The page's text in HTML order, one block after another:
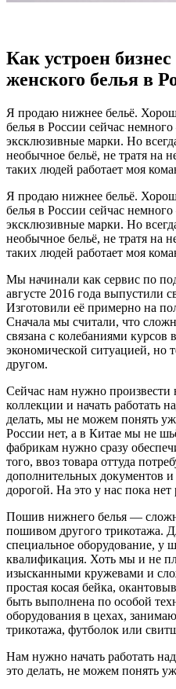
Как устроен
женского белья в
Я продаю нижнее бельё.
белья в России сейчас
эксклюзивные марки. Но
необычное бельё, не тратя на
таких людей работает моя
Я продаю нижнее бельё.
белья в России сейчас
эксклюзивные марки. Но
необычное бельё, не тратя на
таких людей работает моя
Мы начинали как сервис по
августе 2016 года выпустили
Изготовили её примерно на
Сначала мы считали, что
связана с колебаниями курсов
экономической ситуацией, но
другом.
Сейчас нам нужно
коллекции и начать работать
делать, мы не можем понять
России нет, а в Китае мы не
фабрикам нужно сразу
того, ввоз товара оттуда
дополнительных документов
дорогой. На это у нас пока нет
Пошив нижнего белья —
пошивом другого трикотажа.
специальное оборудование, у
квалификация. Хоть мы и не
изысканными кружевами и
простая косая бейка,
быть выполнена по особой
оборудования в цехах,
трикотажа, футболок или
Нам нужно начать работать
это делать, не можем понять